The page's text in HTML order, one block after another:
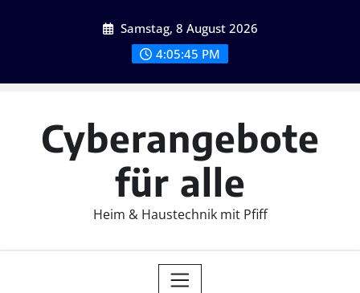
Samstag, 8 August 2026
4:05:46 PM
Cyberangebote
für alle
Heim & Haustechnik mit Pfiff